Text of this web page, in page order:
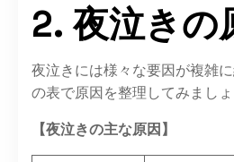
2. 夜泣きの
夜泣きには様々な要因が複雑
の表で原因を整理してみましょ
【夜泣きの主な原因】